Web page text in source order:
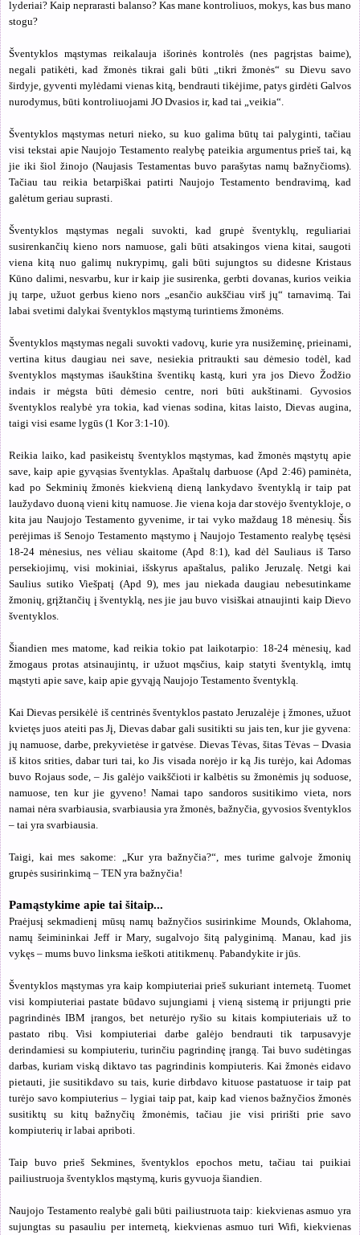
lyderiai? Kaip neprarasti balanso? Kas mane kontroliuos, mokys, kas bus mano
stogu?
Šventyklos mąstymas reikalauja išorinės kontrolės (nes pagrįstas baime),
negali patikėti, kad žmonės tikrai gali būti „tikri žmonės“ su Dievu savo
širdyje, gyventi mylėdami vienas kitą, bendrauti tikėjime, patys girdėti Galvos
nurodymus, būti kontroliuojami JO Dvasios ir, kad tai „veikia“.
Šventyklos mąstymas neturi nieko, su kuo galima būtų tai palyginti, tačiau
visi tekstai apie Naujojo Testamento realybę pateikia argumentus prieš tai, ką
jie iki šiol žinojo (Naujasis Testamentas buvo parašytas namų bažnyčioms).
Tačiau tau reikia betarpiškai patirti Naujojo Testamento bendravimą, kad
galėtum geriau suprasti.
Šventyklos mąstymas negali suvokti, kad grupė šventyklų, reguliariai
susirenkančių kieno nors namuose, gali būti atsakingos viena kitai, saugoti
viena kitą nuo galimų nukrypimų, gali būti sujungtos su didesne Kristaus
Kūno dalimi, nesvarbu, kur ir kaip jie susirenka, gerbti dovanas, kurios veikia
jų tarpe, užuot gerbus kieno nors „esančio aukščiau virš jų“ tarnavimą. Tai
labai svetimi dalykai šventyklos mąstymą turintiems žmonėms.
Šventyklos mąstymas negali suvokti vadovų, kurie yra nusižeminę, prieinami,
vertina kitus daugiau nei save, nesiekia pritraukti sau dėmesio todėl, kad
šventyklos mąstymas išaukština šventikų kastą, kuri yra jos Dievo Žodžio
indais ir mėgsta būti dėmesio centre, nori būti aukštinami. Gyvosios
šventyklos realybė yra tokia, kad vienas sodina, kitas laisto, Dievas augina,
taigi visi esame lygūs (1 Kor 3:1-10).
Reikia laiko, kad pasikeistų šventyklos mąstymas, kad žmonės mąstytų apie
save, kaip apie gyvąsias šventyklas. Apaštalų darbuose (Apd 2:46) paminėta,
kad po Sekminių žmonės kiekvieną dieną lankydavo šventyklą ir taip pat
laužydavo duoną vieni kitų namuose. Jie viena koja dar stovėjo šventykloje, o
kita jau Naujojo Testamento gyvenime, ir tai vyko maždaug 18 mėnesių. Šis
perėjimas iš Senojo Testamento mąstymo į Naujojo Testamento realybę tęsėsi
18-24 mėnesius, nes vėliau skaitome (Apd 8:1), kad dėl Sauliaus iš Tarso
persekiojimų, visi mokiniai, išskyrus apaštalus, paliko Jeruzalę. Netgi kai
Saulius sutiko Viešpatį (Apd 9), mes jau niekada daugiau nebesutinkame
žmonių, grįžtančių į šventyklą, nes jie jau buvo visiškai atnaujinti kaip Dievo
šventyklos.
Šiandien mes matome, kad reikia tokio pat laikotarpio: 18-24 mėnesių, kad
žmogaus protas atsinaujintų, ir užuot mąsčius, kaip statyti šventyklą, imtų
mąstyti apie save, kaip apie gyvąją Naujojo Testamento šventyklą.
Kai Dievas persikėlė iš centrinės šventyklos pastato Jeruzalėje į žmones, užuot
kvietęs juos ateiti pas Jį, Dievas dabar gali susitikti su jais ten, kur jie gyvena:
jų namuose, darbe, prekyvietėse ir gatvėse. Dievas Tėvas, šitas Tėvas – Dvasia
iš kitos srities, dabar turi tai, ko Jis visada norėjo ir ką Jis turėjo, kai Adomas
buvo Rojaus sode, – Jis galėjo vaikščioti ir kalbėtis su žmonėmis jų soduose,
namuose, ten kur jie gyveno! Namai tapo sandoros susitikimo vieta, nors
namai nėra svarbiausia, svarbiausia yra žmonės, bažnyčia, gyvosios šventyklos
– tai yra svarbiausia.
Taigi, kai mes sakome: „Kur yra bažnyčia?“, mes turime galvoje žmonių
grupės susirinkimą – TEN yra bažnyčia!
Pamąstykime apie tai šitaip...
Praėjusį sekmadienį mūsų namų bažnyčios susirinkime Mounds, Oklahoma,
namų šeimininkai Jeff ir Mary, sugalvojo šitą palyginimą. Manau, kad jis
vykęs – mums buvo linksma ieškoti atitikmenų. Pabandykite ir jūs.
Šventyklos mąstymas yra kaip kompiuteriai prieš sukuriant internetą. Tuomet
visi kompiuteriai pastate būdavo sujungiami į vieną sistemą ir prijungti prie
pagrindinės IBM įrangos, bet neturėjo ryšio su kitais kompiuteriais už to
pastato ribų. Visi kompiuteriai darbe galėjo bendrauti tik tarpusavyje
derindamiesi su kompiuteriu, turinčiu pagrindinę įrangą. Tai buvo sudėtingas
darbas, kuriam viską diktavo tas pagrindinis kompiuteris. Kai žmonės eidavo
pietauti, jie susitikdavo su tais, kurie dirbdavo kituose pastatuose ir taip pat
turėjo savo kompiuterius – lygiai taip pat, kaip kad vienos bažnyčios žmonės
susitiktų su kitų bažnyčių žmonėmis, tačiau jie visi pririšti prie savo
kompiuterių ir labai apriboti.
Taip buvo prieš Sekmines, šventyklos epochos metu, tačiau tai puikiai
pailiustruoja šventyklos mąstymą, kuris gyvuoja šiandien.
Naujojo Testamento realybė gali būti pailiustruota taip: kiekvienas asmuo yra
sujungtas su pasauliu per internetą, kiekvienas asmuo turi Wifi, kiekvienas